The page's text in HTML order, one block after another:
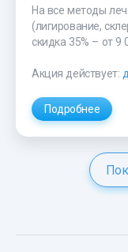
На все методы
(лигирование,
скидка 35% – от 9
Акция действует:
Подробнее